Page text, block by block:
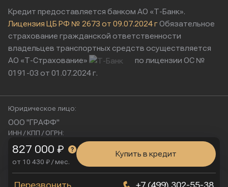
827 000 ₽
от 10 430 ₽ / мес.
Купить в кредит
Кредит предоставляется банком АО «Т-Банк».
Лицензия ЦБ РФ № 2673 от 09.07.2024 гОбязательное
страхование гражданской ответственности
владельцев транспортных средств осуществляется
АО «Т-Страхование»
по лицензии ОС №
0191-03 от 01.07.2024 г.
Юридическое лицо:
ООО "ГРАФФ"
ИНН / КПП / ОГРН:
9724221770 / 772401001 / 1257700252028
Юридический адрес:
115230, Россия, г. Москва, ул. Нагатинская, д. 2, п. 16/2
Физический адрес:
Мы используем cookies